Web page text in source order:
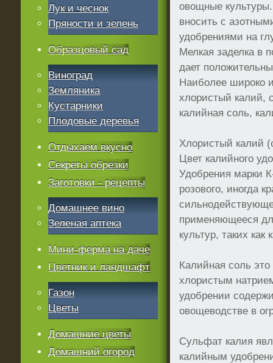
овощные
вносить с
удобрениями на
Мелкая заделка в
дает
Наиболее широко
хлористый калий,
калийная соль,
Хлористый калий
Цвет калийного
Удобрения марки
розового, иногда
применяющееся
культур, таких
Калийная соль
хлористым
удобрении
овощеводстве в
Сульфат калия
калийным
Лук и чеснок
Пряности и зелень
Образцовый сад
Виноград
Земляника
Кустарники
Плодовые деревья
Отдыхаем вкусно
Секреты обрезки
Заготовки - рецепты
Домашнее вино
Зеленая аптека
Мини-ферма на даче
Цветник и ландшафт
Газон
Цветы
Домашние цветы
Домашний огород